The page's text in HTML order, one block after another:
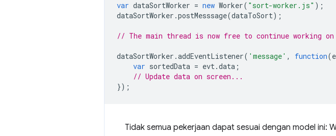
var dataSortWorker = new Worker( "sort-worker.js" );
dataSortWorker .postMesssage(dataToSort);
// The main thread is now free to continue working
dataSortWorker .addEventListener( 'message' , function(
var sortedData = evt.data ;
// Update data on screen...
});
Tidak semua pekerjaan dapat sesuai dengan model ini: